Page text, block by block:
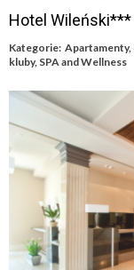
Hotel Wileński***
Kategorie: Apartamenty,
kluby, SPA and Wellness